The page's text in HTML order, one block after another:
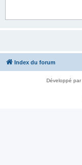
Index du forum
Développé par